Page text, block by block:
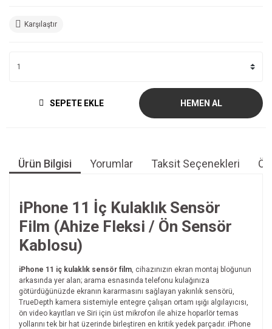
Karşılaştır
SEPETE EKLE HEMEN AL
Ürün Bilgisi Yorumlar Taksit Seçenekleri
iPhone 11 İç Kulaklık Sensör
Film (Ahize Fleksi / Ön Sensör
Kablosu)
iPhone 11 iç kulaklık sensör film, cihazınızın ekran montaj bloğunun
arkasında yer alan; arama esnasında telefonu kulağınıza
götürdüğünüzde ekranın kararmasını sağlayan yakınlık sensörü,
TrueDepth kamera sistemiyle entegre çalışan ortam ışığı algılayıcısı,
ön video kayıtları ve Siri için üst mikrofon ile ahize hoparlör temas
yollarını tek bir hat üzerinde birleştiren en kritik yedek parçadır. iPhone